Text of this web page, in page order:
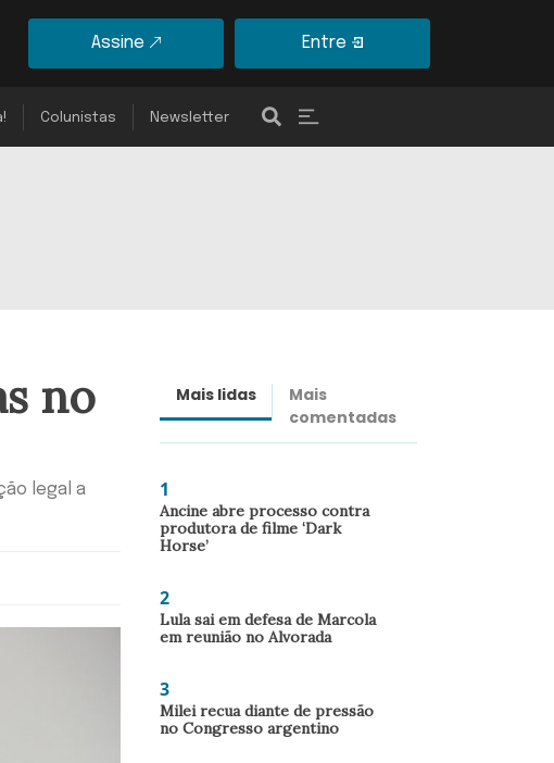
Assine Entre
Colunistas Newsletter
no
legal a
Mais lidas
Mais
comentadas
1
Ancine abre processo contra
produtora de filme ‘Dark
Horse’
2
Lula sai em defesa de Marcola
em reunião no Alvorada
3
Milei recua diante de pressão
no Congresso argentino